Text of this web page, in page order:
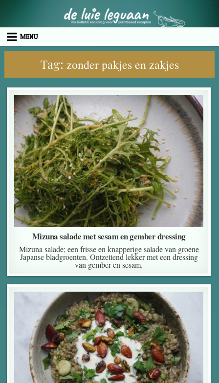
MENU
Tag: zonder pakjes en zakjes
Mizuna salade met sesam en gember dressing
Mizuna salade; een frisse en knapperige salade van groene
Japanse bladgroenten. Ontzettend lekker met een dressing
van gember en sesam.